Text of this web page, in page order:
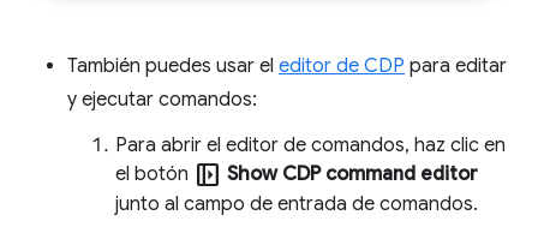
También puedes usar el editor de CDP para editar
y ejecutar comandos:
Para abrir el editor de comandos, haz clic en
el botón left_panel_open Show CDP command editor
junto al campo de entrada de comandos.